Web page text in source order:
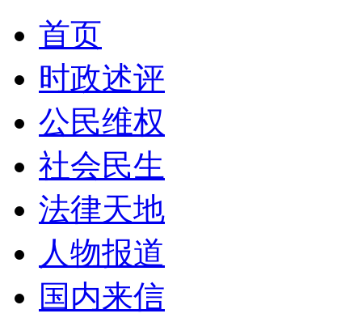
首页
时政述评
公民维权
社会民生
法律天地
人物报道
国内来信